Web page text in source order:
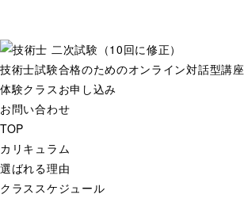
技術士試験合格のためのオンライン対話型講座
体験クラスお申し込み
お問い合わせ
TOP
カリキュラム
選ばれる理由
クラススケジュール